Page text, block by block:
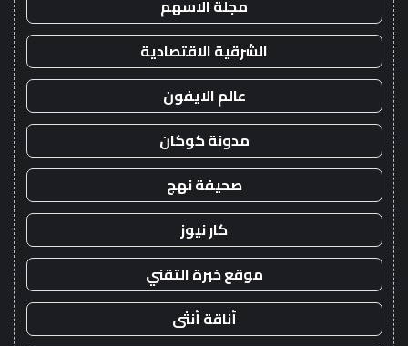
مجلة الاسهم
الشرقية الاقتصادية
عالم الايفون
مدونة كوكان
صحيفة نهج
كار نيوز
موقع خبرة التقني
أناقة أنثى